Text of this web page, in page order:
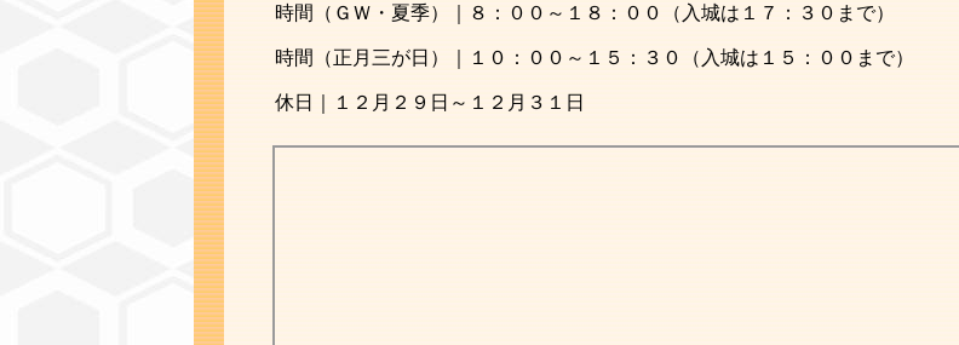
時間（ＧＷ・夏季）｜８：００～１８：００（入城は１７：３０まで）
時間（正月三が日）｜１０：００～１５：３０（入城は１５：００まで）
休日｜１２月２９日～１２月３１日